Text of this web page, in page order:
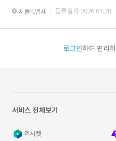
서울특별시 · 등록일자 2026.07.28.
로그인하여 편리
서비스 전체보기
위시켓